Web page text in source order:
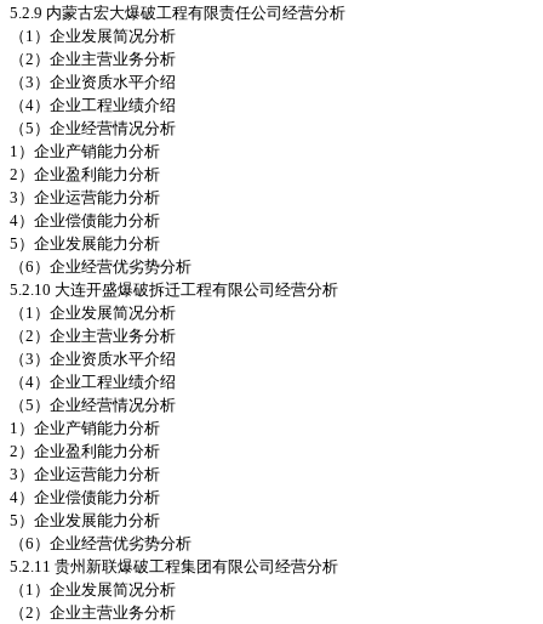
5.2.9 内蒙古宏大爆破工程有限责任公司经营分析
（1）企业发展简况分析
（2）企业主营业务分析
（3）企业资质水平介绍
（4）企业工程业绩介绍
（5）企业经营情况分析
1）企业产销能力分析
2）企业盈利能力分析
3）企业运营能力分析
4）企业偿债能力分析
5）企业发展能力分析
（6）企业经营优劣势分析
5.2.10 大连开盛爆破拆迁工程有限公司经营分析
（1）企业发展简况分析
（2）企业主营业务分析
（3）企业资质水平介绍
（4）企业工程业绩介绍
（5）企业经营情况分析
1）企业产销能力分析
2）企业盈利能力分析
3）企业运营能力分析
4）企业偿债能力分析
5）企业发展能力分析
（6）企业经营优劣势分析
5.2.11 贵州新联爆破工程集团有限公司经营分析
（1）企业发展简况分析
（2）企业主营业务分析